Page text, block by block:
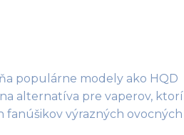
populárne modely ako HQD
alternatíva pre vaperov, ktorí
fanúšikov výrazných ovocných